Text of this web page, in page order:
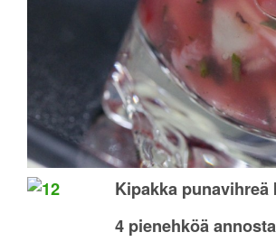
Kipakka punavihreä
4 pienehköä annosta